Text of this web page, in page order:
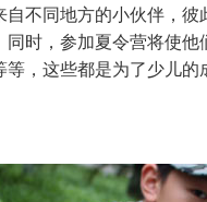
不同地方的小伙伴，
时，参加夏令营将使
，这些都是为了少儿的